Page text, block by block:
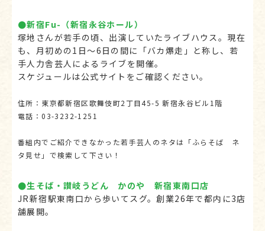
●新宿Fu-（新宿永谷ホール）
塚地さんが若手の頃、出演していたライブハウス。現在
も、月初めの1日～6日の間に「バカ爆走」と称し、若
手人力舎芸人によるライブを開催。
スケジュールは公式サイトをご確認ください。
住所：東京都新宿区歌舞伎町2丁目45-5 新宿永谷ビル1階
電話：03-3232-1251
番組内でご紹介できなかった若手芸人のネタは「ふらそば ネ
タ見せ」で検索して下さい！
●生そば・讃岐うどん かのや 新宿東南口店
JR新宿駅東南口から歩いてスグ。創業26年で都内に3店
舗展開。